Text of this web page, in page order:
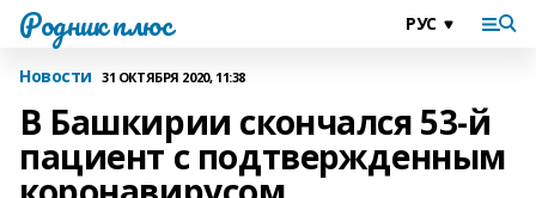
Родник плюс
Новости 31 ОКТЯБРЯ 2020, 11:38
В Башкирии скончался 53-й
пациент с подтвержденным